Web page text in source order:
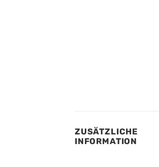
ZUSÄTZLICHE
INFORMATION